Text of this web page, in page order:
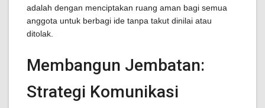
adalah dengan menciptakan ruang aman bagi semua
anggota untuk berbagi ide tanpa takut dinilai atau
ditolak.
Membangun Jembatan:
Strategi Komunikasi